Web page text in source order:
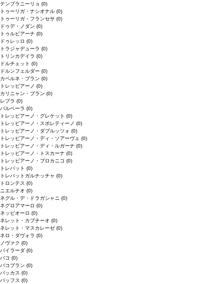
テンプラニーリョ (0)
トゥーリガ・ナシオナル (0)
トゥーリガ・フランセサ (0)
ドゥデ・ノダン (0)
トゥルビアーナ (0)
ドゥレッロ (0)
トラジャデューラ (0)
トリンカデイラ (0)
ドルチェット (0)
ドルンフェルダー (0)
カベルネ・ブラン (0)
トレッビアーノ (0)
カリニャン・ブラン (0)
レブラ (0)
バルベーラ (0)
トレッビアーノ・グレケット (0)
トレッビアーノ・スポレティーノ (0)
トレッビアーノ・ダブルッツォ (0)
トレッビアーノ・ディ・ソアーヴェ (0)
トレッビアーノ・ディ・ルガーナ (0)
トレッビアーノ・トスカーナ (0)
トレッビアーノ・プロカニコ (0)
トレパット (0)
トレパットガルナッチャ (0)
トロンテス (0)
ニエルチオ (0)
ネグル・デ・ドラガシャニ (0)
ネグロアマーロ (0)
ネッビオーロ (0)
ネレット・カプチーオ (0)
ネレット・マスカレーゼ (0)
ネロ・ダヴォラ (0)
ノヴァク (0)
バイラーダ (0)
バコ (0)
バコブラン (0)
バッカス (0)
バッフス (0)